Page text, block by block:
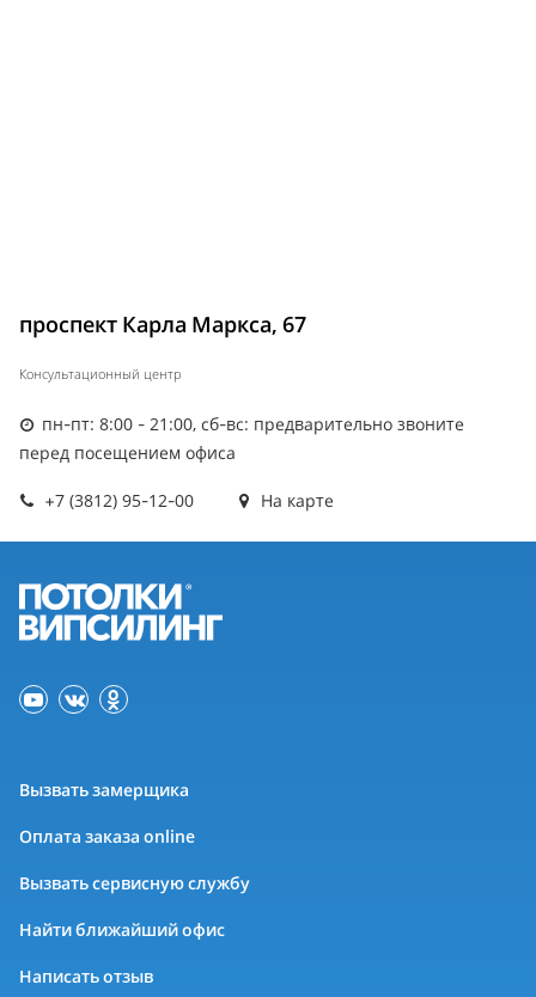
проспект Карла Маркса, 67
Консультационный центр
пн-пт: 8:00 - 21:00, сб-вс: предварительно звоните
перед посещением офиса
+7 (3812) 95-12-00 На карте
Вызвать замерщика
Оплата заказа online
Вызвать сервисную службу
Найти ближайший офис
Написать отзыв